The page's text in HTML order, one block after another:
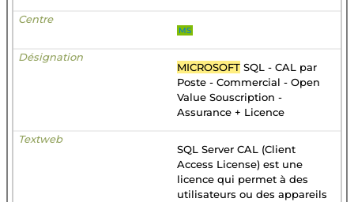
MS
MICROSOFT SQL - CAL par
Poste - Commercial - Open
Value Souscription -
Assurance + Licence
SQL Server CAL (Client
Access License) est une
licence qui permet à des
utilisateurs ou des appareils